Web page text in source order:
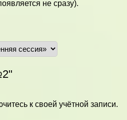
не сразу).
к своей учётной записи.